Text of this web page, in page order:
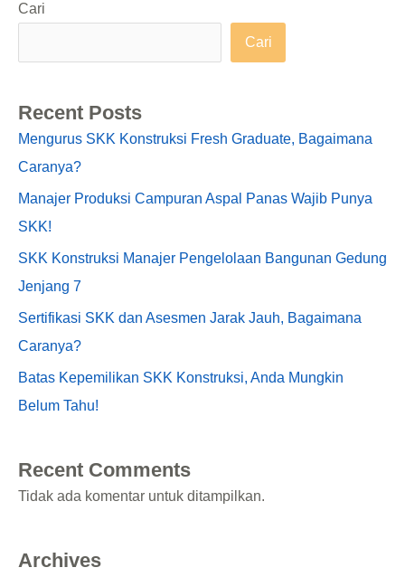
Cari
Cari
Recent Posts
Mengurus SKK Konstruksi Fresh Graduate, Bagaimana
Caranya?
Manajer Produksi Campuran Aspal Panas Wajib Punya
SKK!
SKK Konstruksi Manajer Pengelolaan Bangunan Gedung
Jenjang 7
Sertifikasi SKK dan Asesmen Jarak Jauh, Bagaimana
Caranya?
Batas Kepemilikan SKK Konstruksi, Anda Mungkin
Belum Tahu!
Recent Comments
Tidak ada komentar untuk ditampilkan.
Archives